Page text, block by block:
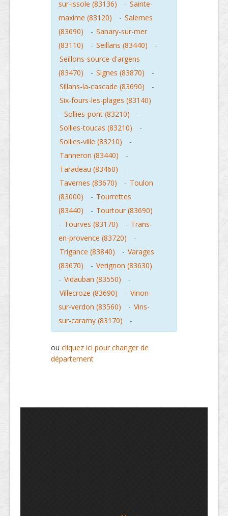
sur-issole (83136)
- Sainte-
maxime (83120)
- Salernes
(83690)
- Sanary-sur-mer
(83110)
- Seillans (83440)
-
Seillons-source-d'argens
(83470)
- Signes (83870)
-
Sillans-la-cascade (83690)
-
Six-fours-les-plages (83140)
- Sollies-pont (83210)
-
Sollies-toucas (83210)
-
Sollies-ville (83210)
-
Tanneron (83440)
-
Taradeau (83460)
-
Tavernes (83670)
- Toulon
(83000)
- Tourrettes
(83440)
- Tourtour (83690)
- Tourves (83170) - Trans-
en-provence (83720)
-
Trigance (83840)
- Varages
(83670)
- Verignon (83630)
- Vidauban (83550)
-
Villecroze (83690)
- Vinon-
sur-verdon (83560)
- Vins-
sur-caramy (83170)
-
ou cliquez ici pour changer de
département